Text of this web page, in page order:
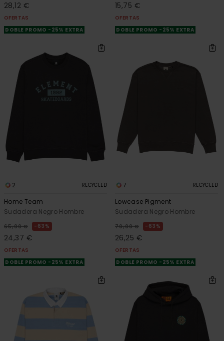
28,12 €
OFERTAS
DOBLE PROMO -25% EXTRA
15,75 €
OFERTAS
DOBLE PROMO -25% EXTRA
2 RECYCLED
Home Team
Sudadera Negro Hombre
65,00 € 63%
24,37 €
OFERTAS
DOBLE PROMO -25% EXTRA
7 RECYCLED
Lowcase Pigment
Sudadera Negro Hombre
70,00 € 63%
26,25 €
OFERTAS
DOBLE PROMO -25% EXTRA